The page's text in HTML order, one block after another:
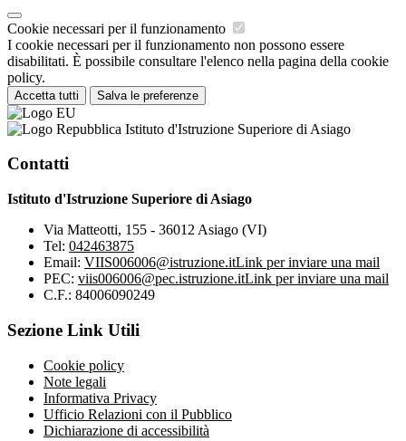
Cookie necessari per il funzionamento
I cookie necessari per il funzionamento non possono essere
disabilitati. È possibile consultare l'elenco nella pagina della cookie
policy.
Accetta tutti Salva le preferenze
Istituto d'Istruzione Superiore di Asiago
Contatti
Istituto d'Istruzione Superiore di Asiago
Via Matteotti, 155 - 36012 Asiago (VI)
Tel: 042463875
Email: VIIS006006@istruzione.itLink per inviare una mail
PEC: viis006006@pec.istruzione.itLink per inviare una mail
C.F.: 84006090249
Sezione Link Utili
Cookie policy
Note legali
Informativa Privacy
Ufficio Relazioni con il Pubblico
Dichiarazione di accessibilità